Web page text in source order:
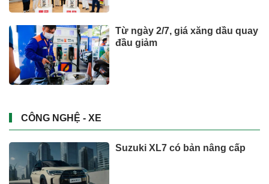
Từ ngày 2/7, giá xăng dầu quay
đầu giảm
CÔNG NGHỆ - XE
Suzuki XL7 có bản nâng cấp